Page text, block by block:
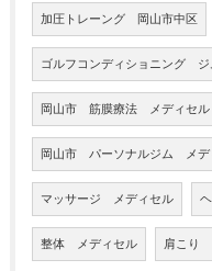
加圧トレーング 岡山市中区
ゴルフコンディショニング
岡山市 筋膜療法 メディセル
岡山市 パーソナルジム メデ
マッサージ メディセル
整体 メディセル 肩こり